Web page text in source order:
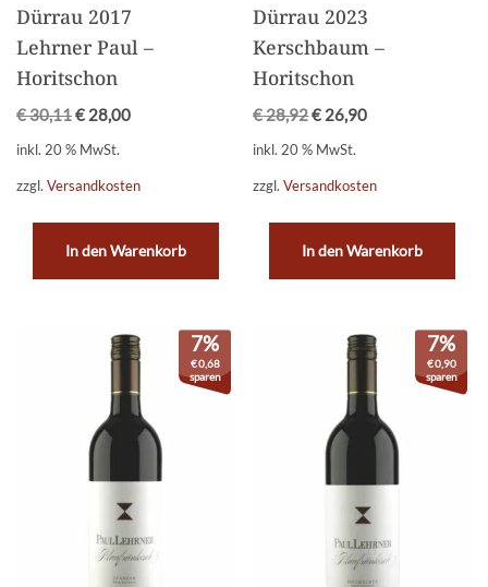
Dürrau 2017
Lehrner Paul –
Horitschon
€30,11€ 28,00
inkl. 20 % MwSt.
zzgl. Versandkosten
In den Warenkorb
Dürrau 2023
Kerschbaum –
Horitschon
€28,92€ 26,90
inkl. 20 % MwSt.
zzgl.Versandkosten
In den Warenkorb
7%
€0,68
sparen
7%
€0,90
sparen